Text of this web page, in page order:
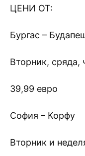
ЦЕНИ ОТ:
Бургас –
Вторник, сряда,
39,99 евро
София – Корфу
Вторник и